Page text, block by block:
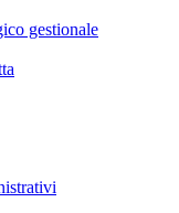
gestionale